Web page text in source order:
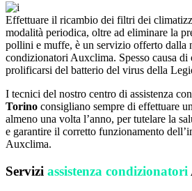
Effettuare il ricambio dei filtri dei
modalità periodica, oltre ad eliminare la
pollini e muffe, è un servizio offerto dalla
condizionatori Auxclima. Spesso causa
prolificarsi del batterio del virus della
I tecnici del nostro centro di assistenza
Torino consigliano sempre di effettuare
almeno una volta l’anno, per tutelare la
e garantire il corretto funzionamento
Auxclima.
Servizi assistenza condizionatori